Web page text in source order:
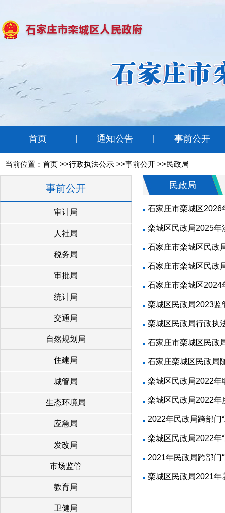
首页 通知公告 事前公开
当前位置： 首页 >>行政执法公示 >>事前公开 >>民政局
事前公开
审计局
人社局
税务局
审批局
统计局
交通局
自然规划局
住建局
城管局
生态环境局
应急局
发改局
市场监管
教育局
卫健局
民政局
石家庄市栾城区2026
栾城区民政局2025年
石家庄市栾城区民政
石家庄市栾城区民政
石家庄市栾城区2024
栾城区民政局2023监
栾城区民政局行政执
石家庄市栾城区民政
石家庄栾城区民政局
栾城区民政局2022年
栾城区民政局2022年
2022年民政局跨部门
栾城区民政局2022年
2021年民政局跨部门
栾城区民政局2021年